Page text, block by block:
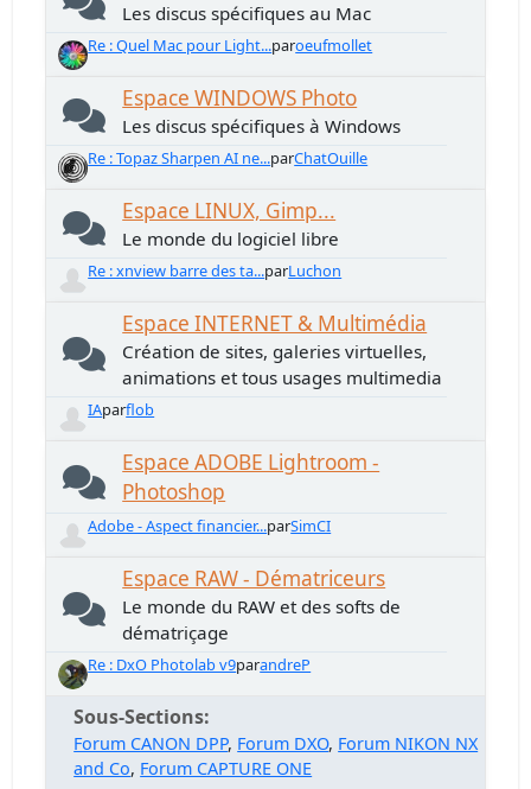
Les discus spécifiques au Mac
Re : Quel Mac pour Light...paroeufmollet
Espace WINDOWS Photo
Les discus spécifiques à Windows
Re : Topaz Sharpen AI ne...parChatOuille
Espace LINUX, Gimp...
Le monde du logiciel libre
Re : xnview barre des ta...parLuchon
Espace INTERNET & Multimédia
Création de sites, galeries virtuelles,
animations et tous usages multimedia
IAparflob
Espace ADOBE Lightroom -
Photoshop
Adobe - Aspect financier...parSimCI
Espace RAW - Dématriceurs
Le monde du RAW et des softs de
dématriçage
Re : DxO Photolab v9parandreP
Sous-Sections
Forum CANON DPP Forum DXO Forum NIKON NX
and Co Forum CAPTURE ONE